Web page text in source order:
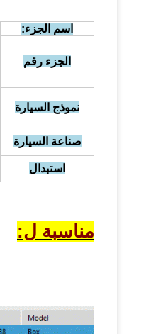
اسم الجزء:
الجزء رقم
نموذج السيارة
صناعة السيارة
استبدال
مناسبة ل: